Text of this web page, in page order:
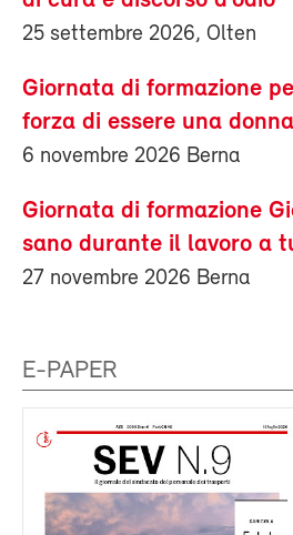
25 settembre 2026, Olten
Giornata di formazione
forza di essere una donna
6 novembre 2026 Berna
Giornata di formazione
sano durante il lavoro a
27 novembre 2026 Berna
E-PAPER